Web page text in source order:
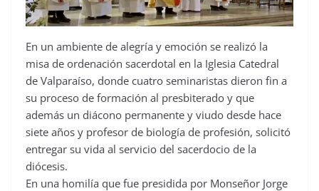
En un ambiente de alegría y emoción se realizó la
misa de ordenación sacerdotal en la Iglesia Catedral
de Valparaíso, donde cuatro seminaristas dieron fin a
su proceso de formación al presbiterado y que
además un diácono permanente y viudo desde hace
siete años y profesor de biología de profesión, solicitó
entregar su vida al servicio del sacerdocio de la
diócesis.
En una homilía que fue presidida por Monseñor Jorge